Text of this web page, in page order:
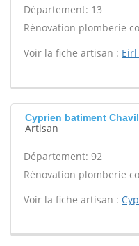
Département: 13
Rénovation plomberie
Voir la fiche artisan :
Cyprien batiment
Artisan
Département: 92
Rénovation plomberie
Voir la fiche artisan :